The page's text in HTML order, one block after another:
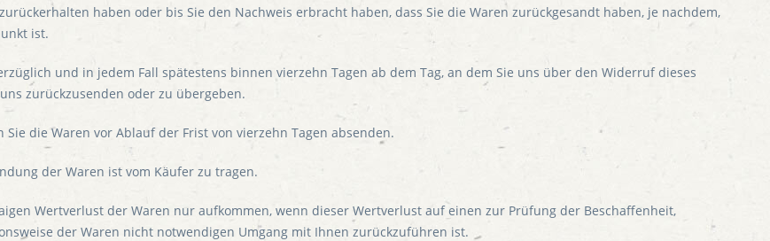
haben oder bis Sie den Nachweis erbracht haben, dass Sie die Waren zurückgesandt haben, je nachdem,
ist.
und in jedem Fall spätestens binnen vierzehn Tagen ab dem Tag, an dem Sie uns über den Widerruf dieses
zurückzusenden oder zu übergeben.
Sie die Waren vor Ablauf der Frist von vierzehn Tagen absenden.
der Waren ist vom Käufer zu tragen.
Wertverlust der Waren nur aufkommen, wenn dieser Wertverlust auf einen zur Prüfung der Beschaffenheit,
der Waren nicht notwendigen Umgang mit Ihnen zurückzuführen ist.